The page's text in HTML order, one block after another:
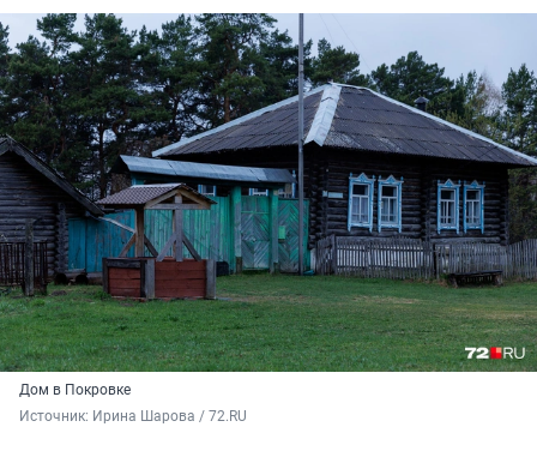
Дом в Покровке
Источник: Ирина Шарова / 72.RU